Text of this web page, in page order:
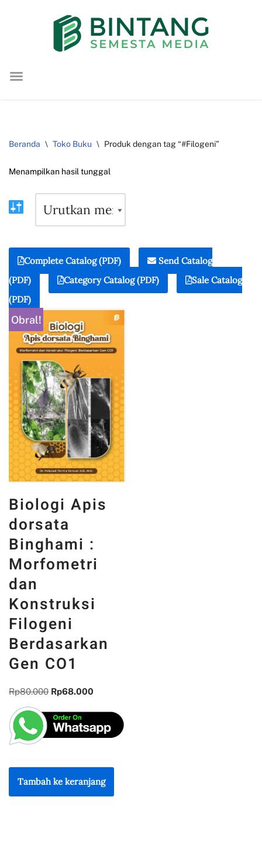
konten
Beranda \ Toko Buku \ Produk dengan tag “#Filogeni”
Menampilkan hasil tunggal
Complete Catalog (PDF)
Send Catalog
(PDF)
Category Catalog (PDF)
Sale Catalog
(PDF)
Obral!
Biologi Apis
dorsata
Binghami :
Morfometri
dan
Konstruksi
Filogeni
Berdasarkan
Gen CO1
Rp80.000 Rp68.000
Tambah ke keranjang